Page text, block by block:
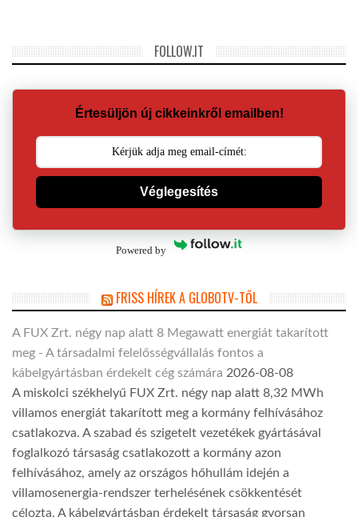
FOLLOW.IT
Értesüljön új cikkeinkről emailben!
Véglegesítés
Powered by
FRISS HÍREK A GLOBOTV-TŐL
A FUX Zrt. négy nap alatt 8 Megawatt energiát takarított
meg - A társadalmi felelősségvállalás fontos a
kábelgyártásban érdekelt cég számára 2026-08-08
A miskolci székhelyű FUX Zrt. négy nap alatt 8,32 MWh
villamos energiát takarított meg a kormány felhívásához
csatlakozva. A szabad és szigetelt vezetékek gyártásával
foglalkozó társaság csatlakozott a kormány azon
felhívásához, amely az országos hőhullám idején a
villamosenergia-rendszer terhelésének csökkentését
célozta. A kábelgyártásban érdekelt társaság gyorsan